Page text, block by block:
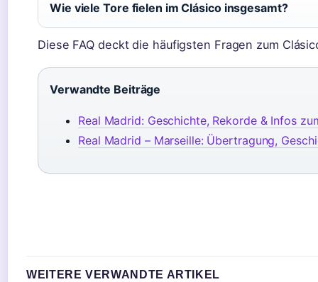
Wie viele Tore fielen im Clásico insgesamt?
Diese FAQ deckt die häufigsten Fragen zum
Verwandte Beiträge
Real Madrid: Geschichte, Rekorde & Infos
Real Madrid – Marseille: Übertragung,
WEITERE VERWANDTE ARTIKEL